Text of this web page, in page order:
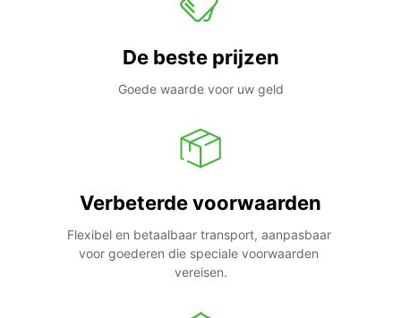
De beste prijzen
Goede waarde voor uw geld
Verbeterde voorwaarden
Flexibel en betaalbaar transport, aanpasbaar
voor goederen die speciale voorwaarden
vereisen.